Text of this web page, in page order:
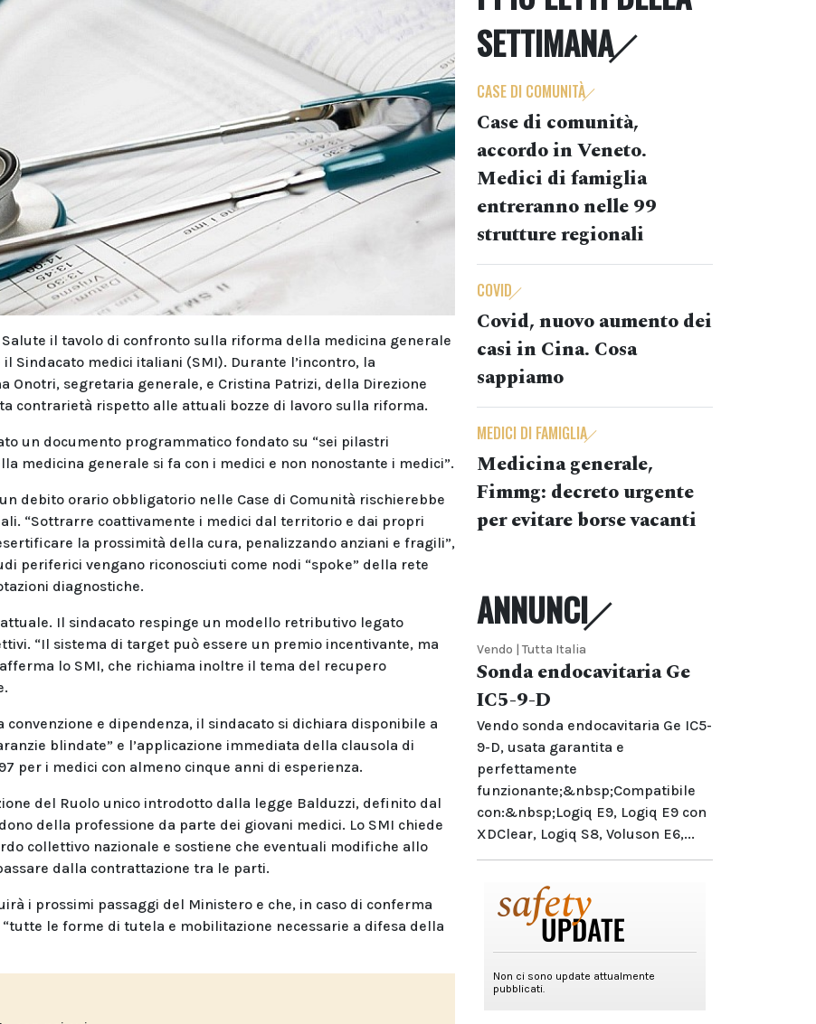
il tavolo di confronto sulla riforma della medicina generale
Sindacato medici italiani (SMI). Durante l’incontro, la
Onotri, segretaria generale, e Cristina Patrizi, della Direzione
contrarietà rispetto alle attuali bozze di lavoro sulla riforma.
un documento programmatico fondato su “sei pilastri
medicina generale si fa con i medici e non nonostante i medici”.
debito orario obbligatorio nelle Case di Comunità rischierebbe
“Sottrarre coattivamente i medici dal territorio e dai propri
la prossimità della cura, penalizzando anziani e fragili”,
periferici vengano riconosciuti come nodi “spoke” della rete
diagnostiche.
Il sindacato respinge un modello retributivo legato
“Il sistema di target può essere un premio incentivante, ma
lo SMI, che richiama inoltre il tema del recupero
e dipendenza, il sindacato si dichiara disponibile a
blindate” e l’applicazione immediata della clausola di
per i medici con almeno cinque anni di esperienza.
del Ruolo unico introdotto dalla legge Balduzzi, definito dal
della professione da parte dei giovani medici. Lo SMI chiede
collettivo nazionale e sostiene che eventuali modifiche allo
dalla contrattazione tra le parti.
i prossimi passaggi del Ministero e che, in caso di conferma
le forme di tutela e mobilitazione necessarie a difesa della
SETTIMANA
CASE DI COMUNITÀ
Case di comunità,
accordo in Veneto.
Medici di famiglia
entreranno nelle 99
strutture regionali
COVID
Covid, nuovo aumento dei
casi in Cina. Cosa
sappiamo
MEDICI DI FAMIGLIA
Medicina generale,
Fimmg: decreto urgente
per evitare borse vacanti
ANNUNCI
Vendo | Tutta Italia
Sonda endocavitaria Ge
IC5-9-D
Vendo sonda endocavitaria Ge IC5-
9-D, usata garantita e
perfettamente
funzionante;&nbsp;Compatibile
con:&nbsp;Logiq E9, Logiq E9 con
XDClear, Logiq S8, Voluson E6,...